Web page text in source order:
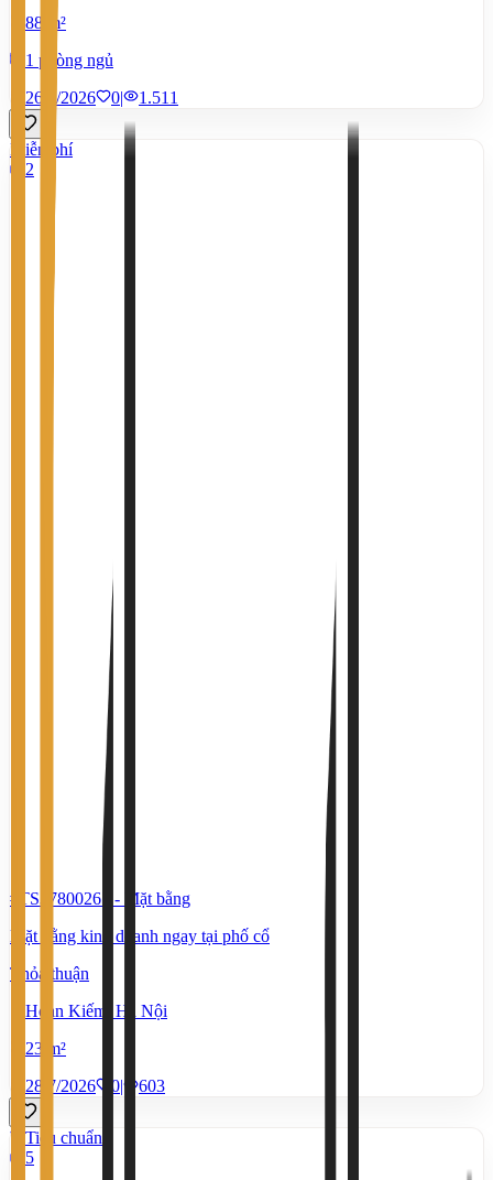
88 m²
1 phòng ngủ
26/6/2026
0| 1.511
Miễn phí
2
#TS37800265 -
Mặt bằng
Mặt bằng kinh doanh ngay tại phố cổ
Thỏa thuận
Hoàn Kiếm, Hà Nội
23 m²
28/7/2026
0| 603
Tiêu chuẩn
5